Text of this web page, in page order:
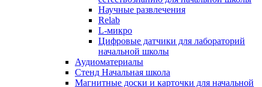
Научные развлечения
Relab
L-микро
Цифровые датчики для лабораторий
начальной школы
Аудиоматериалы
Стенд Начальная школа
Магнитные доски и карточки для начальной